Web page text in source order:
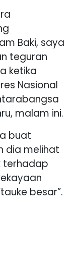
Baki, saya
teguran
ketika
Nasional
malam ini.
buat
dia melihat
terhadap
besar”.